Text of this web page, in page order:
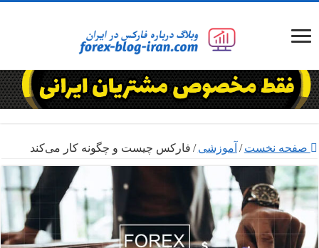
صفحه نخست / آموزشی / فارکس چیست و چگونه کار می‌کند